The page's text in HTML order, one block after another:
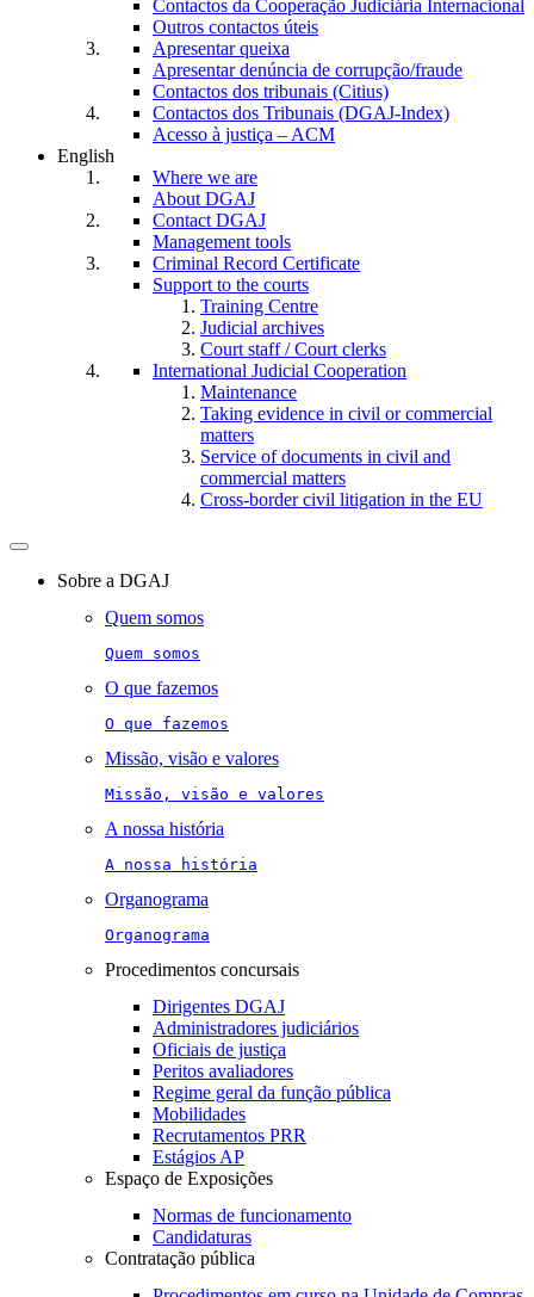
Contactos da Cooperação Judiciária Internacional
Outros contactos úteis
Apresentar queixa
Apresentar denúncia de corrupção/fraude
Contactos dos tribunais (Citius)
Contactos dos Tribunais (DGAJ-Index)
Acesso à justiça – ACM
English
Where we are
About DGAJ
Contact DGAJ
Management tools
Criminal Record Certificate
Support to the courts
Training Centre
Judicial archives
Court staff / Court clerks
International Judicial Cooperation
Maintenance
Taking evidence in civil or commercial
matters
Service of documents in civil and
commercial matters​​
Cross-border civil litigation in the EU
Toggle
navigationSobre a DGAJ
Quem somos
Quem somos
O que fazemos
O que fazemos
Missão, visão e valores
Missão, visão e valores
A nossa história
A nossa história
Organograma
Organograma
Procedimentos concursais
Dirigentes DGAJ
Administradores judiciários
Oficiais de justiça
Peritos avaliadores
Regime geral da função pública
Mobilidades
Recrutamentos PRR
Estágios AP
Espaço de Exposições
Normas de funcionamento
Candidaturas
Contratação pública